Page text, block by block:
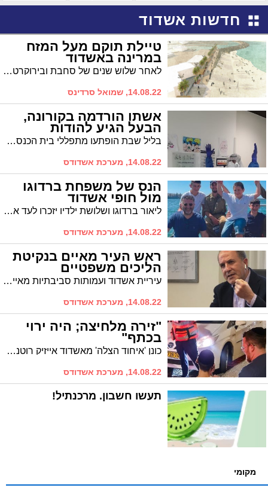
חדשות אשדוד
טיילת תוקם מעל המזח
במרינה באשדוד
לאחר שלוש שנים של סחבת ובירוקרטיה משרד התיירות מוציא לדרך את פרויקט טיילת המזח – המרינה. שר התיירות, יואל רזבוזוב: "לאשדוד פוטנציאל תיירותי רב"
14.08.22, שמואל סרדינס
אשתו הורדמה בקורונה,
הבעל הגיע להודות
בליל שבת הופתעו מתפללי בית הכנסת ב'אסותא אשדוד' מדרשה בלתי שגרתית. "אשתי הורדמה וכולם נואשו מחייה. אך הצוות לא התייאש, ובחסדי שמים אשתי בריאה ושלמה"
14.08.22, מערכת אשדודס
הנס של משפחת ברדוגו
מול חופי אשדוד
ליאור ברדוגו ושלושת ילדיו יזכרו לעד את רגעי האימה כשנפלו מהיאכטה בה שטו להנאתם מול חופי אשדוד. "קיבלנו את החיים שלנו במתנה", אומר ברדוגו.
14.08.22, מערכת אשדודס
ראש העיר מאיים בנקיטת
הליכים משפטיים
עיריית אשדוד ועמותות סביבתיות מאיימות בנקיטת הליכים משפטים כנגד רשות החשמל ומשרדי הגנת הסביבה והאנרגיה במידה ויורחבו שעות הפעילות של יחידות מזהמות המייצרות חשמל בתחנת הכוח אשכול
14.08.22, מערכת אשדודס
"זירה מלחיצה; היה ירוי
בכתף"
כונן 'איחוד הצלה' מאשדוד אייזיק רוטנר שהוזנק לזירת הפיגוע בירושלים תיאר ל'אשדודס' את הרגעים הקשים: "היתה זירה מלחיצה. במורד הכביש אני פוגש בנער ישוב על הרצפה מדמם מהכתף"
14.08.22, מערכת אשדודס
תעשו חשבון. מרכנתיל!
מקומי